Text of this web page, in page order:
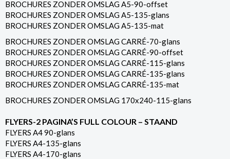
BROCHURES ZONDER OMSLAG A5-90-offset
BROCHURES ZONDER OMSLAG A5-135-glans
BROCHURES ZONDER OMSLAG A5-135-mat
BROCHURES ZONDER OMSLAG CARRÉ-70-glans
BROCHURES ZONDER OMSLAG CARRÉ-90-offset
BROCHURES ZONDER OMSLAG CARRÉ-115-glans
BROCHURES ZONDER OMSLAG CARRÉ-135-glans
BROCHURES ZONDER OMSLAG CARRÉ-135-mat
BROCHURES ZONDER OMSLAG 170x240-115-glans
FLYERS-2 PAGINA’S FULL COLOUR – STAAND
FLYERS A4 90-glans
FLYERS A4-135-glans
FLYERS A4-170-glans